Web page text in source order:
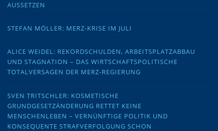
AUSSETZEN
STEFAN MÖLLER: MERZ-KRISE IM JULI
ALICE WEIDEL: REKORDSCHULDEN, ARBEITSPLATZABBAU
UND STAGNATION – DAS WIRTSCHAFTSPOLITISCHE
TOTALVERSAGEN DER MERZ-REGIERUNG
SVEN TRITSCHLER: KOSMETISCHE
GRUNDGESETZÄNDERUNG RETTET KEINE
MENSCHENLEBEN – VERNÜNFTIGE POLITIK UND
KONSEQUENTE STRAFVERFOLGUNG SCHON